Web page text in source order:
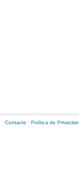
Contacte | Política de Privacitat